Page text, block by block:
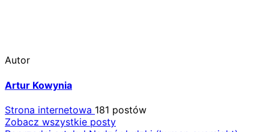
Autor
Artur Kowynia
Strona internetowa 181 postów
Zobacz wszystkie posty